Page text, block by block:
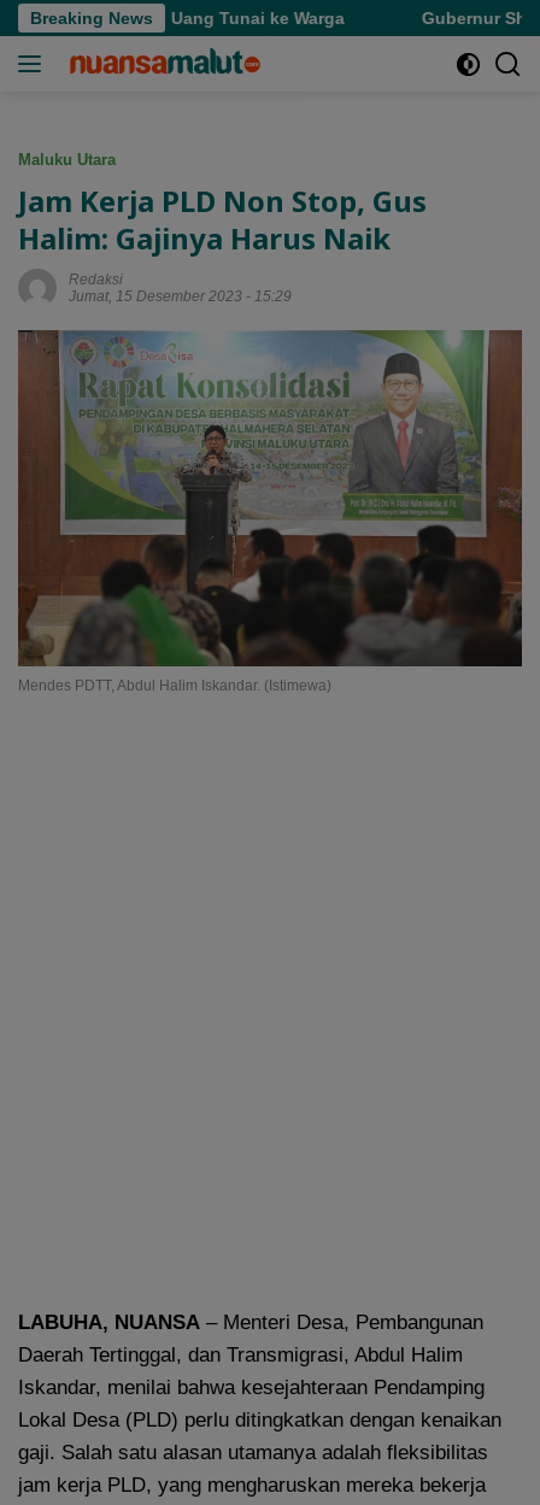
Langsung
ke
Breaking News
dan Uang Tunai ke Warga Gubernur Sherly
Maluku Utara
Jam Kerja PLD Non Stop, Gus
Halim: Gajinya Harus Naik
Redaksi
Jumat, 15 Desember 2023 - 15:29
Mendes PDTT, Abdul Halim Iskandar. (Istimewa)
LABUHA, NUANSA – Menteri Desa, Pembangunan
Daerah Tertinggal, dan Transmigrasi, Abdul Halim
Iskandar, menilai bahwa kesejahteraan Pendamping
Lokal Desa (PLD) perlu ditingkatkan dengan kenaikan
gaji. Salah satu alasan utamanya adalah fleksibilitas
jam kerja PLD, yang mengharuskan mereka bekerja